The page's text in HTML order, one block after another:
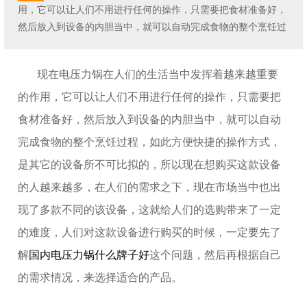
用，它可以让人们不用进行任何的操作，只需要把食材准备好，
然后放入到设备的内胆当中，就可以自动完成食物的整个烹饪过
现在电压力锅在人们的生活当中发挥着越来越重要
的作用，它可以让人们不用进行任何的操作，只需要把
食材准备好，然后放入到设备的内胆当中，就可以自动
完成食物的整个烹饪过程，如此方便快捷的操作方式，
是其它的设备所不可比拟的，所以现在想购买这款设备
的人越来越多，在人们的需求之下，现在市场当中也出
现了多款不同的该设备，这就给人们的选购带来了一定
的难度，人们对这款设备进行购买的时候，一定要先了
解国内电压力锅什么牌子好这个问题，然后再根据自己
的需求情况，来选择适合的产品。